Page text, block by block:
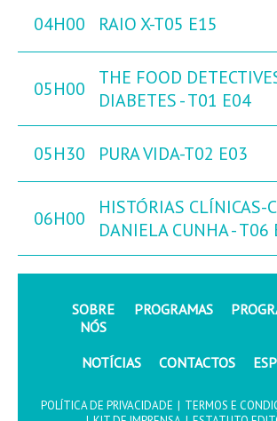
04H00 RAIO X-T05 E15
05H00
THE FOOD
DIABETES - T01 E04
05H30 PURA VIDA-T02 E03
06H00
HISTÓRIAS CLÍNICAS-
DANIELA CUNHA - T06
SOBRE
NÓS
PROGRAMAS
NOTÍCIAS CONTACTOS
POLÍTICA DE PRIVACIDADE | TERMOS E